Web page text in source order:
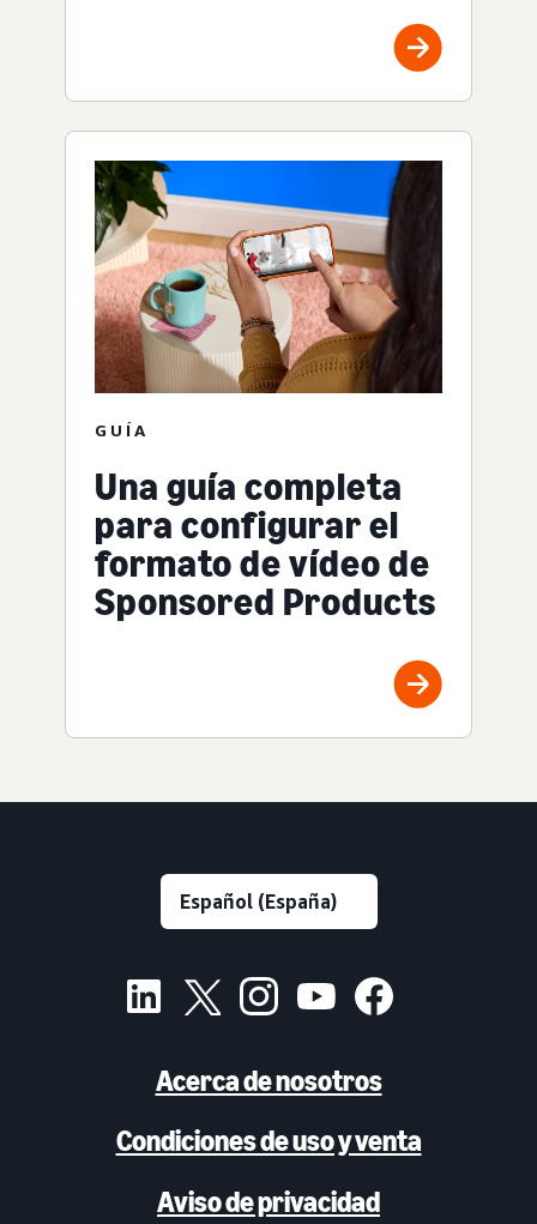
GUÍA
Una guía completa
para configurar el
formato de vídeo de
Sponsored Products
Acerca de nosotros
Condiciones de uso y venta
Aviso de privacidad